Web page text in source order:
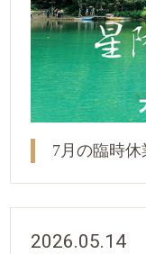
7月の臨時
2026.05.14